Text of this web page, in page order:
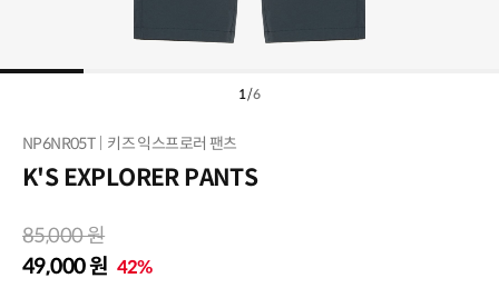
1/6
NP6NR05T 키즈 익스프로러 팬츠
K'S EXPLORER PANTS
85,000 원
49,000 원 42%